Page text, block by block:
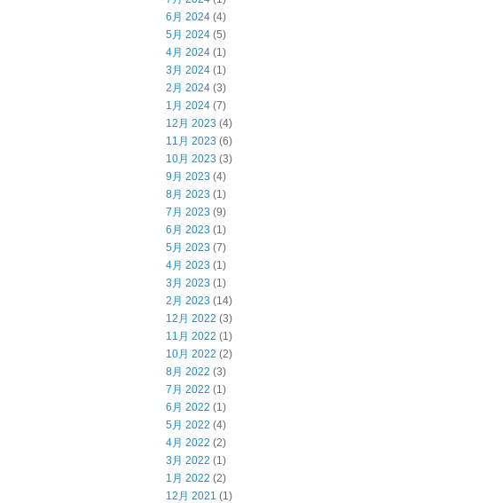
6月 2024 (4)
5月 2024 (5)
4月 2024 (1)
3月 2024 (1)
2月 2024 (3)
1月 2024 (7)
12月 2023 (4)
11月 2023 (6)
10月 2023 (3)
9月 2023 (4)
8月 2023 (1)
7月 2023 (9)
6月 2023 (1)
5月 2023 (7)
4月 2023 (1)
3月 2023 (1)
2月 2023 (14)
12月 2022 (3)
11月 2022 (1)
10月 2022 (2)
8月 2022 (3)
7月 2022 (1)
6月 2022 (1)
5月 2022 (4)
4月 2022 (2)
3月 2022 (1)
1月 2022 (2)
12月 2021 (1)